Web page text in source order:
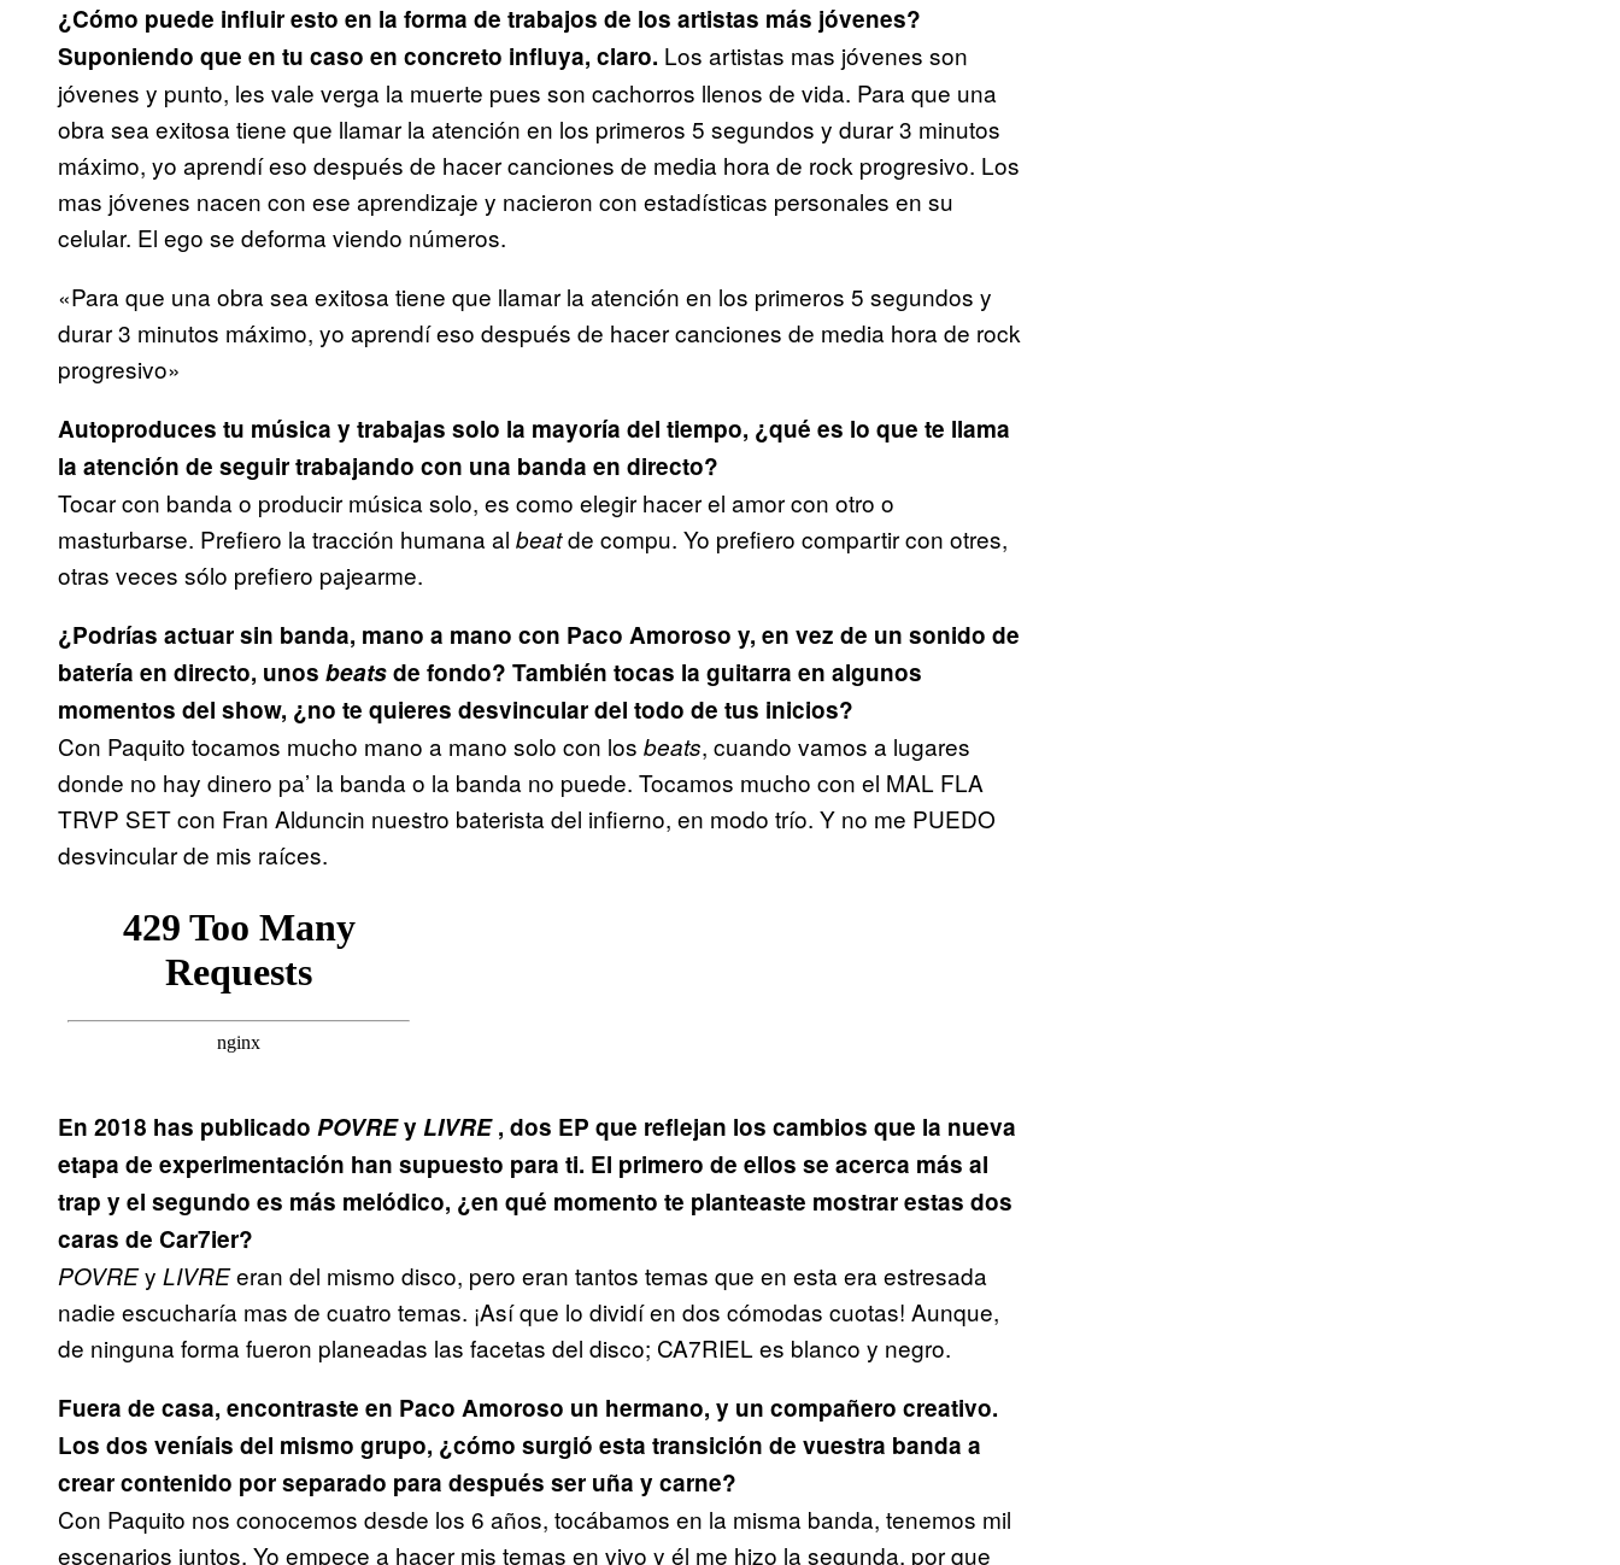
¿Cómo puede influir esto en la forma de trabajos de los artistas más jóvenes?
Suponiendo que en tu caso en concreto influya, claro. Los artistas mas jóvenes son
jóvenes y punto, les vale verga la muerte pues son cachorros llenos de vida. Para que una
obra sea exitosa tiene que llamar la atención en los primeros 5 segundos y durar 3 minutos
máximo, yo aprendí eso después de hacer canciones de media hora de rock progresivo. Los
mas jóvenes nacen con ese aprendizaje y nacieron con estadísticas personales en su
celular. El ego se deforma viendo números.
«Para que una obra sea exitosa tiene que llamar la atención en los primeros 5 segundos y
durar 3 minutos máximo, yo aprendí eso después de hacer canciones de media hora de rock
progresivo»
Autoproduces tu música y trabajas solo la mayoría del tiempo, ¿qué es lo que te llama
la atención de seguir trabajando con una banda en directo?
Tocar con banda o producir música solo, es como elegir hacer el amor con otro o
masturbarse. Prefiero la tracción humana al beatde compu. Yo prefiero compartir con otres,
otras veces sólo prefiero pajearme.
¿Podrías actuar sin banda, mano a mano con Paco Amoroso y, en vez de un sonido de
batería en directo, unos beatsde fondo? También tocas la guitarra en algunos
momentos del show, ¿no te quieres desvincular del todo de tus inicios?
Con Paquito tocamos mucho mano a mano solo con los beats, cuando vamos a lugares
donde no hay dinero pa’ la banda o la banda no puede. Tocamos mucho con el MAL FLA
TRVP SET con Fran Alduncin nuestro baterista del infierno, en modo trío. Y no me PUEDO
desvincular de mis raíces.
En 2018 has publicado POVREy LIVRE, dos EP que reflejan los cambios que la nueva
etapa de experimentación han supuesto para ti. El primero de ellos se acerca más al
trap y el segundo es más melódico, ¿en qué momento te planteaste mostrar estas dos
caras de Car7ier?
POVREy LIVREeran del mismo disco, pero eran tantos temas que en esta era estresada
nadie escucharía mas de cuatro temas. ¡Así que lo dividí en dos cómodas cuotas! Aunque,
de ninguna forma fueron planeadas las facetas del disco; CA7RIEL es blanco y negro.
Fuera de casa, encontraste en Paco Amoroso un hermano, y un compañero creativo.
Los dos veníais del mismo grupo, ¿cómo surgió esta transición de vuestra banda a
crear contenido por separado para después ser uña y carne?
Con Paquito nos conocemos desde los 6 años, tocábamos en la misma banda, tenemos mil
escenarios juntos. Yo empece a hacer mis temas en vivo y él me hizo la segunda, por que